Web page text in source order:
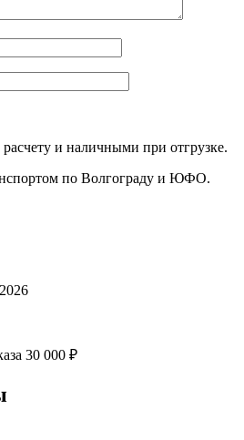
и наличными при отгрузке.
по Волгограду и ЮФО.
30 000 ₽